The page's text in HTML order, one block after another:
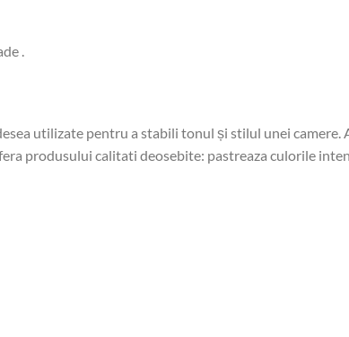
.
utilizate pentru a stabili tonul și stilul unei camere.
produsului calitati deosebite: pastreaza culorile